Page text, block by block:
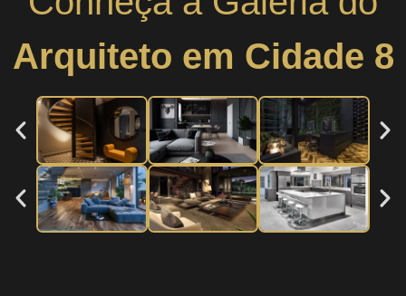
Arquiteto em Cidade 8